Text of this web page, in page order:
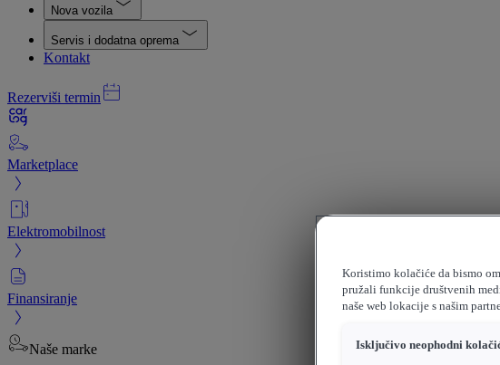
Nova vozila
Servis i dodatna oprema
Kontakt
Rezerviši termin
Marketplace
Elektromobilnost
Finansiranje
Naše marke
Koristimo kolačiće da bismo
pružali funkcije društvenih
naše web lokacije s našim
Isključivo neophodni